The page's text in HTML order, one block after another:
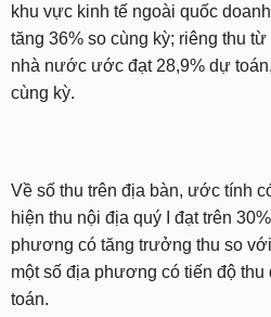
khu vực kinh tế ngoài quốc
tăng 36% so cùng kỳ; riêng thu
nhà nước ước đạt 28,9% dự
cùng kỳ.
Về số thu trên địa bàn, ước tính
hiện thu nội địa quý I đạt trên
phương có tăng trưởng thu so
một số địa phương có tiến độ
toán.